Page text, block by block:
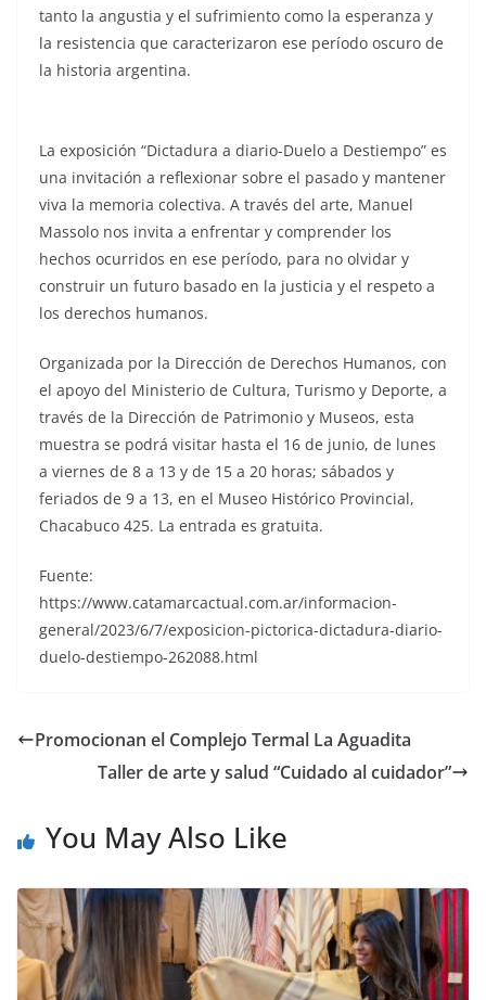
tanto la angustia y el sufrimiento como la esperanza y
la resistencia que caracterizaron ese período oscuro de
la historia argentina.
La exposición “Dictadura a diario-Duelo a Destiempo” es
una invitación a reflexionar sobre el pasado y mantener
viva la memoria colectiva. A través del arte, Manuel
Massolo nos invita a enfrentar y comprender los
hechos ocurridos en ese período, para no olvidar y
construir un futuro basado en la justicia y el respeto a
los derechos humanos.
Organizada por la Dirección de Derechos Humanos, con
el apoyo del Ministerio de Cultura, Turismo y Deporte, a
través de la Dirección de Patrimonio y Museos, esta
muestra se podrá visitar hasta el 16 de junio, de lunes
a viernes de 8 a 13 y de 15 a 20 horas; sábados y
feriados de 9 a 13, en el Museo Histórico Provincial,
Chacabuco 425. La entrada es gratuita.
Fuente:
https://www.catamarcactual.com.ar/informacion-
general/2023/6/7/exposicion-pictorica-dictadura-diario-
duelo-destiempo-262088.html
Promocionan el Complejo Termal La Aguadita
Taller de arte y salud “Cuidado al cuidador”
You May Also Like